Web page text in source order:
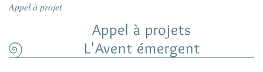
Appel à projet
Appel à projets
L'Avent émergent